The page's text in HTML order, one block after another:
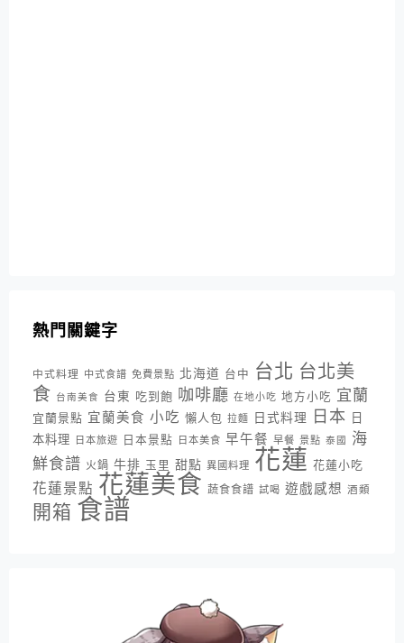
熱門關鍵字
中式料理 中式食譜 免費景點 北海道 台中 台北 台北美
食 台南美食 台東 吃到飽 咖啡廳 在地小吃 地方小吃 宜蘭
宜蘭景點 宜蘭美食 小吃 懶人包 拉麵 日式料理 日本 日
本料理
日本旅遊 日本景點 日本美食 早午餐 早餐 景點 泰國
海
鮮食譜 火鍋 牛排 玉里 甜點 異國料理 花蓮 花蓮小吃
花蓮景點 花蓮美食 蔬食食譜 試喝 遊戲感想 酒類
開箱 食譜